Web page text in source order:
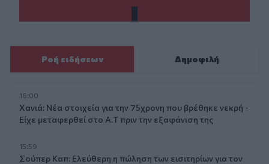
Ροή ειδήσεων Δημοφιλή
16:00
Χανιά: Νέα στοιχεία για την 75χρονη που βρέθηκε νεκρή -
Είχε μεταφερθεί στο Α.Τ πριν την εξαφάνιση της
15:59
Σούπερ Καπ: Ελεύθερη η πώληση των εισιτηρίων για τον